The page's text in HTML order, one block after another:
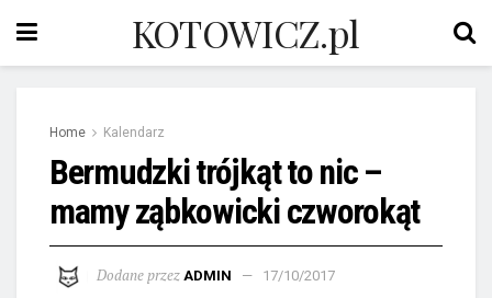
KOTOWICZ.pl
Home Kalendarz
Bermudzki trójkąt to nic –
mamy ząbkowicki czworokąt
Dodane przez ADMIN 17/10/2017